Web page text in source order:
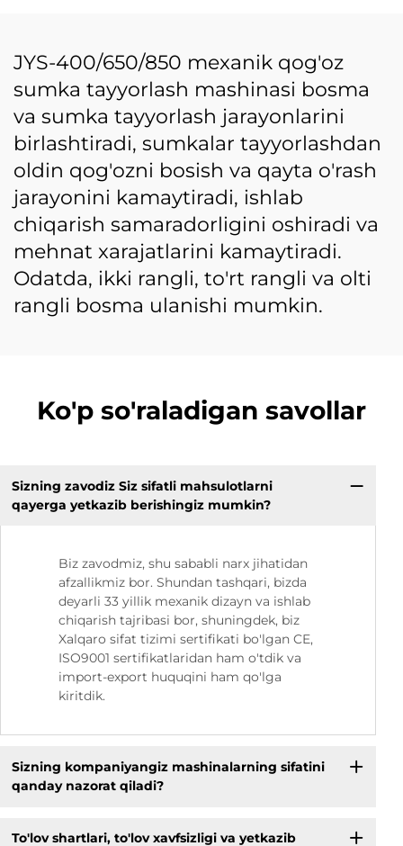
JYS-400/650/850 mexanik qog'oz
sumka tayyorlash mashinasi bosma
va sumka tayyorlash jarayonlarini
birlashtiradi, sumkalar tayyorlashdan
oldin qog'ozni bosish va qayta o'rash
jarayonini kamaytiradi, ishlab
chiqarish samaradorligini oshiradi va
mehnat xarajatlarini kamaytiradi.
Odatda, ikki rangli, to'rt rangli va olti
rangli bosma ulanishi mumkin.
Ko'p so'raladigan savollar
Sizning zavodiz Siz sifatli mahsulotlarni
qayerga yetkazib berishingiz mumkin?
Biz zavodmiz, shu sababli narx jihatidan
afzallikmiz bor. Shundan tashqari, bizda
deyarli 33 yillik mexanik dizayn va ishlab
chiqarish tajribasi bor, shuningdek, biz
Xalqaro sifat tizimi sertifikati bo'lgan CE,
ISO9001 sertifikatlaridan ham o'tdik va
import-export huquqini ham qo'lga
kiritdik.
Sizning kompaniyangiz mashinalarning sifatini
qanday nazorat qiladi?
To'lov shartlari, to'lov xavfsizligi va yetkazib